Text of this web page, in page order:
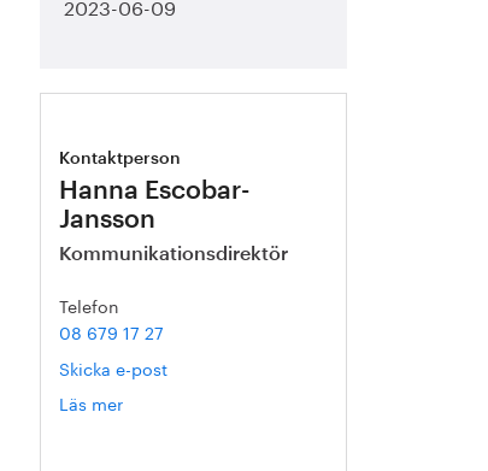
Kontaktperson
Hanna Escobar-
Jansson
Kommunikationsdirektör
Telefon
08 679 17 27
Skicka e-post
Läs mer